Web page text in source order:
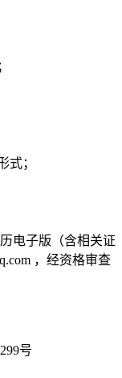
式；
电子版（含相关证
，经资格审查
号